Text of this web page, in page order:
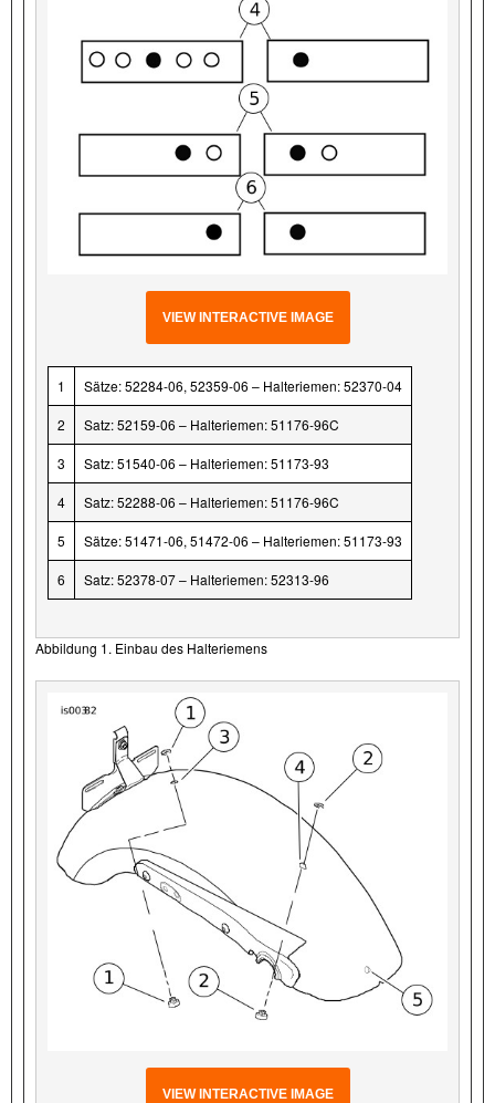
VIEW INTERACTIVE IMAGE
1 Sätze: 52284-06, 52359-06 – Halteriemen: 52370-04
2 Satz: 52159-06 – Halteriemen: 51176-96C
3 Satz: 51540-06 – Halteriemen: 51173-93
4 Satz: 52288-06 – Halteriemen: 51176-96C
5 Sätze: 51471-06, 51472-06 – Halteriemen: 51173-93
6 Satz: 52378-07 – Halteriemen: 52313-96
Abbildung 1. Einbau des Halteriemens
VIEW INTERACTIVE IMAGE